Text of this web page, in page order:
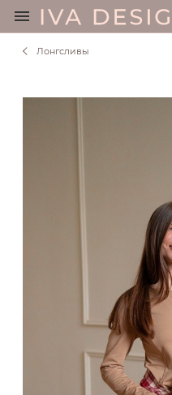
+7 495 401 6950
Лонгсливы